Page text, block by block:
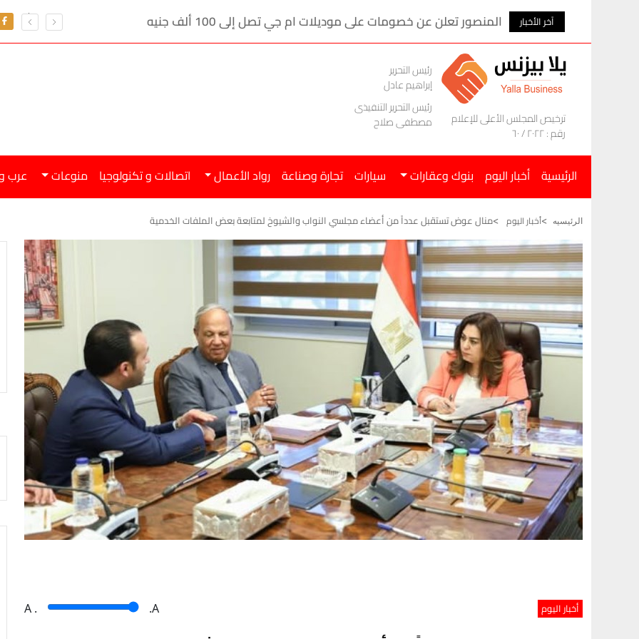
آخر الأخبار المنصور تعلن عن خصومات على موديلات ام جي تصل إلى 100 ألف جنيه
ترخيص المجلس الأعلى للإعلام
رقم : ٢٠٢٢ / ٦٠
رئيس التحرير
إبراهيم عادل
رئيس التحرير التنفيذى
مصطفى صلاح
الرئيسية أخبار اليوم بنوك وعقارات سيارات تجارة وصناعة رواد الأعمال اتصالات و تكنولوجيا منوعات عرب
الرئيسيه أخبار اليوم منال عوض تستقبل عدداً من أعضاء مجلسي النواب والشيوخ لمتابعة بعض الملفات الخدمية
أخبار اليوم A . .A